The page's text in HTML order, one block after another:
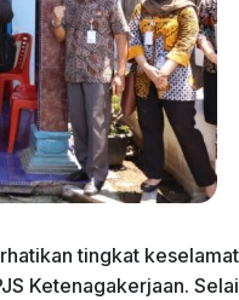
tingkat
Ketenagakerjaan.